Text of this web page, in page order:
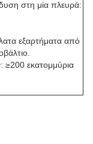
στη μία πλευρά:
εξαρτήματα από
≥200 εκατομμύρια